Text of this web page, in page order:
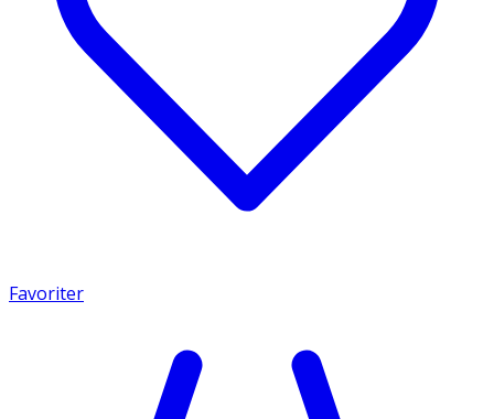
Favoriter